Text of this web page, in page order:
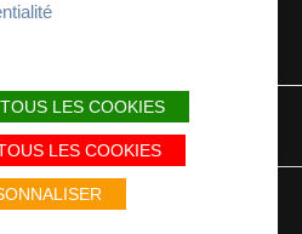
PLAN DU SITE PARTENAIRES
de développement régional / Met
Regionale Ontwikkeling
LES COOKIES
LES COOKIES